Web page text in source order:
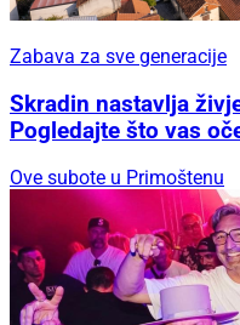
Zabava za sve generacije
Skradin nastavlja
Pogledajte što vas
Ove subote u Primoštenu